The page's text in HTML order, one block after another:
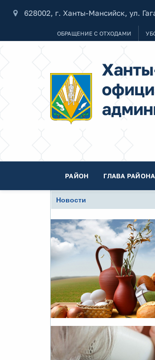
628002, г. Ханты-Мансийск, ул.
ОБРАЩЕНИЕ С ОТХОДАМИ
РАЙОН ГЛАВА РАЙОНА
Новости